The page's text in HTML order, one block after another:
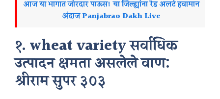
आज या भागात जोरदार पाऊस! या जिल्ह्यांना रेड अलर्ट हवामान
अंदाज Panjabrao Dakh Live
१. wheat varietyसर्वाधिक
उत्पादन क्षमता असलेले वाण:
श्रीराम सुपर ३०३